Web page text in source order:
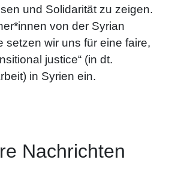
und Solidarität zu zeigen.
von der Syrian
setzen wir uns für eine faire,
justice“ (in dt.
in Syrien ein.
Nachrichten